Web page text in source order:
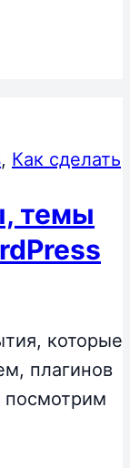
, Как сделать
темы
которые
плагинов
посмотрим